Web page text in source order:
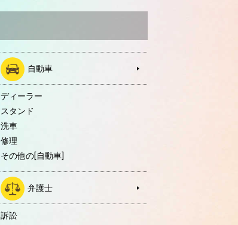
自動車
ディーラー
スタンド
洗車
修理
その他の[自動車]
弁護士
訴訟